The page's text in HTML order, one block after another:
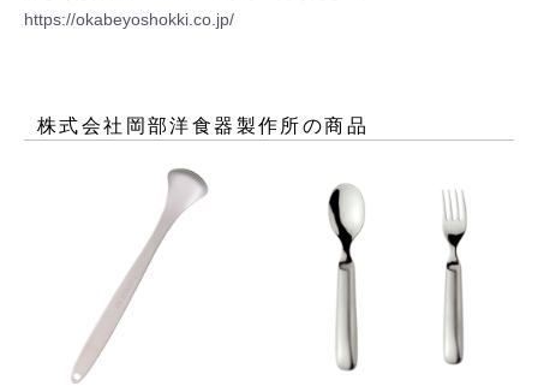
株式会社岡部洋食器製作所の商品